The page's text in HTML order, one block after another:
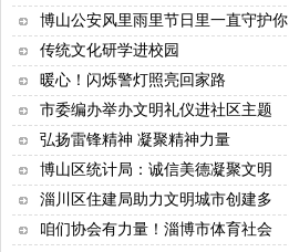
博山公安风里雨里节日里一直守护你
传统文化研学进校园
暖心！闪烁警灯照亮回家路
市委编办举办文明礼仪进社区主题
弘扬雷锋精神 凝聚精神力量
博山区统计局：诚信美德凝聚文明
淄川区住建局助力文明城市创建多
咱们协会有力量！淄博市体育社会